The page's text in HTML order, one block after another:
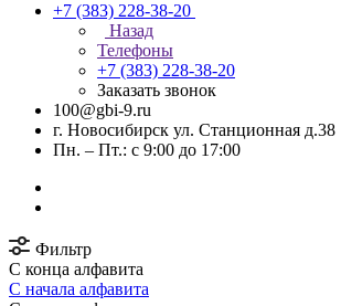
+7 (383) 228-38-20
Назад
Телефоны
+7 (383) 228-38-20
Заказать звонок
100@gbi-9.ru
г. Новосибирск ул. Станционная д.38
Пн. – Пт.: с 9:00 до 17:00
Фильтр
С конца алфавита
С начала алфавита